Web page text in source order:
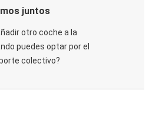
juntos
otro coche a la
puedes optar por el
colectivo?